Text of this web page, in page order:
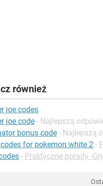
również
joe codes
joe code - Najlepszą
bonus code - Najlepszą
for pokemon white 2 -
- Praktyczne porady -